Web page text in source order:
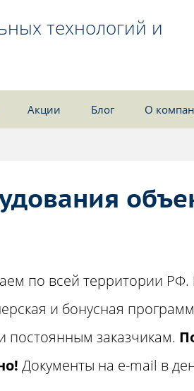
технологий и
Акции Блог О
по всей территории РФ.
и бонусная
постоянным заказчикам.
Документы на e-mail в